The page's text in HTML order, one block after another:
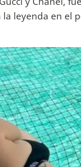
leyenda en el